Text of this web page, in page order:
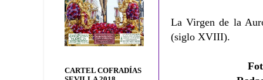
La Virgen de la
(siglo XVIII).
CARTEL COFRADÍAS